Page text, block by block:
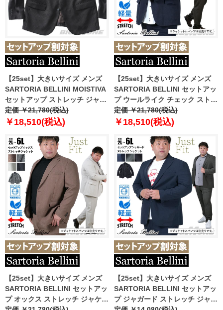
【25set】大きいサイズ メンズ
SARTORIA BELLINI MOISTIVA
セットアップ ストレッチ ジャケ
ット 滑らかな手触り シワになり
にくい ty-mois-jk-l
定価 ￥21,780(税込)
￥18,510(税込)
【25set】大きいサイズ メンズ
SARTORIA BELLINI セットアッ
プ ウールライク チェック ストレ
ッチ ジャケット ジャストフィッ
ト 軽量 ウォッシャブル イージー
定価 ￥21,780(税込)
￥18,510(税込)
【25set】大きいサイズ メンズ
SARTORIA BELLINI セットアッ
プ オックス ストレッチ ジャケッ
【25set】大きいサイズ メンズ
SARTORIA BELLINI セットアッ
プ ジャガード ストレッチ ジャケ